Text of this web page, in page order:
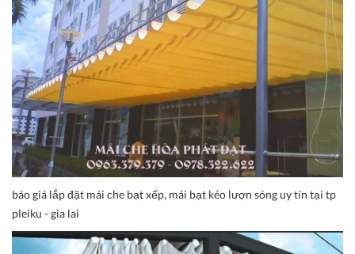
báo giá lắp đặt mái che bạt xếp, mái bạt kéo lượn sóng uy tín tại tp
pleiku - gia lai